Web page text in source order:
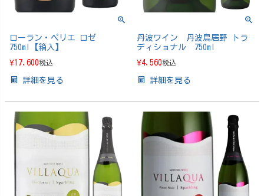
ローラン・ペリエ ロゼ
750ml【箱入】
¥17,600税込
詳細を見る
丹波ワイン 丹波鳥居野 トラ
ディショナル 750ml
¥4,560税込
詳細を見る